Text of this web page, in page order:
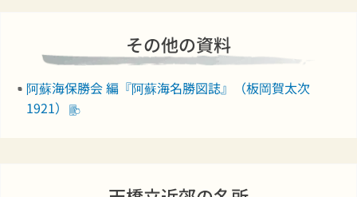
その他の資料
阿蘇海保勝会 編『阿蘇海名勝図誌』（板岡賀太次
1921）